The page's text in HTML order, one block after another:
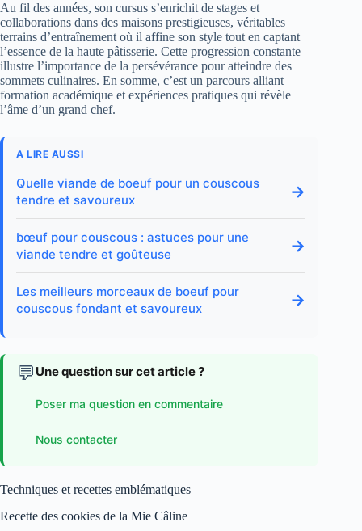
Au fil des années, son cursus s’enrichit de stages et
collaborations dans des maisons prestigieuses, véritables
terrains d’entraînement où il affine son style tout en captant
l’essence de la haute pâtisserie. Cette progression constante
illustre l’importance de la persévérance pour atteindre des
sommets culinaires. En somme, c’est un parcours alliant
formation académique et expériences pratiques qui révèle
l’âme d’un grand chef.
A LIRE AUSSI
Quelle viande de boeuf pour un couscous
tendre et savoureux
→
bœuf pour couscous : astuces pour une
viande tendre et goûteuse
→
Les meilleurs morceaux de boeuf pour
couscous fondant et savoureux
→
💬 Une question sur cet article ?
Poser ma question en commentaire
Nous contacter
Techniques et recettes emblématiques
Recette des cookies de la Mie Câline